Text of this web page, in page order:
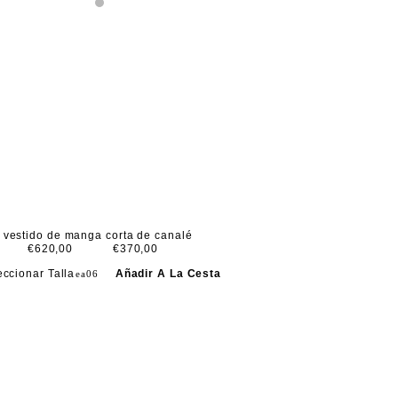
vestido de manga corta de canalé
€620,00
€370,00
Talla
Añadir A La Cesta